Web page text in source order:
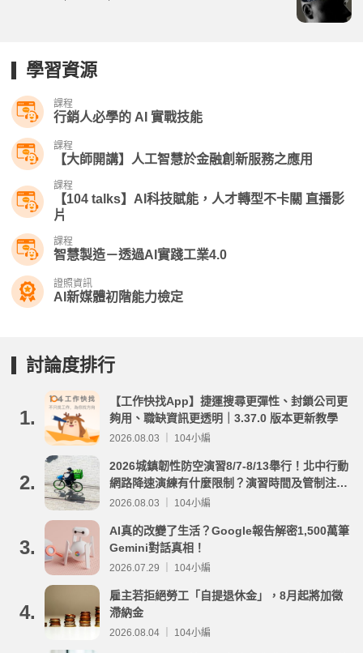
學習資源
課程
行銷人必學的 AI 實戰技能
課程
【大師開講】人工智慧於金融創新服務之應用
課程
【104 talks】AI科技賦能，人才轉型不卡關 直播影
片
課程
智慧製造－透過AI實踐工業4.0
證照資訊
AI新媒體初階能力檢定
討論度排行
1.
【工作快找App】捷運搜尋更彈性、封鎖公司更
夠用、職缺資訊更透明｜3.37.0 版本更新教學
2026.08.03 ｜ 104小編
2.
2026城鎮韌性防空演習8/7-8/13舉行！北中行動
網路降速演練有什麼限制？演習時間及管制注意
事項整理
2026.08.03 ｜ 104小編
3.
AI真的改變了生活？Google報告解密1,500萬筆
Gemini對話真相！
2026.07.29 ｜ 104小編
4.
雇主若拒絕勞工「自提退休金」，8月起將加徵
滯納金
2026.08.04 ｜ 104小編